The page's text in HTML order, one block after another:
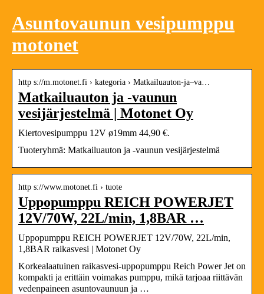
Asuntovaunun vesipumppu
motonet
http s://m.motonet.fi › kategoria › Matkailuauton-ja–va…
Matkailuauton ja -vaunun
vesijärjestelmä | Motonet Oy
Kiertovesipumppu 12V ø19mm 44,90 €.
Tuoteryhmä: Matkailuauton ja -vaunun vesijärjestelmä
http s://www.motonet.fi › tuote
Uppopumppu REICH POWERJET
12V/70W, 22L/min, 1,8BAR …
Uppopumppu REICH POWERJET 12V/70W, 22L/min,
1,8BAR raikasvesi | Motonet Oy
Korkealaatuinen raikasvesi-uppopumppu Reich Power Jet on
kompakti ja erittäin voimakas pumppu, mikä tarjoaa riittävän
vedenpaineen asuntovaunuun ja …